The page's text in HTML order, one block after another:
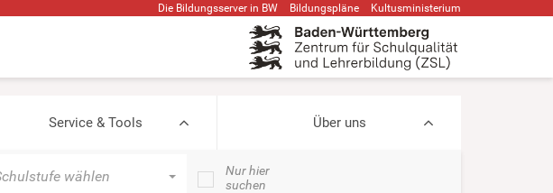
Die Bildungsserver in BW Bildungspläne Kultusministerium
Service & Tools Über uns
wählen
Nur hier
suchen